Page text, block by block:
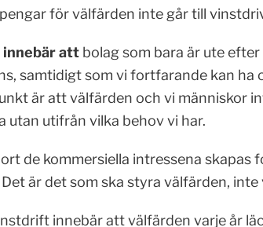
för väl­färden inte går till
innebär att bolag som bara är ute
samtidigt som vi fortfarande kan ha
är att välfärden och vi människor
utan utifrån vilka behov vi har.
de kommersiella intressena skapas
är det som ska styra välfärden,
innebär att välfärden varje år